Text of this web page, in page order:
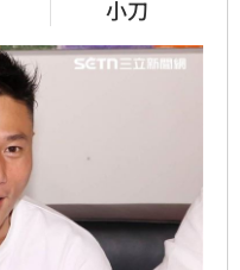
小刀